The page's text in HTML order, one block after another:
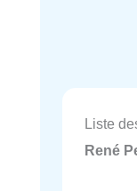
Liste
René